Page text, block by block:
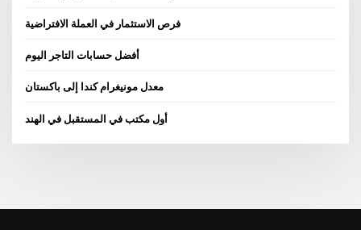
فرص الاستثمار في العملة الافتراضية
أفضل حسابات التاجر اليوم
معدل مونيغرام كندا إلى باكستان
أول مكتب في المستقبل في الهند